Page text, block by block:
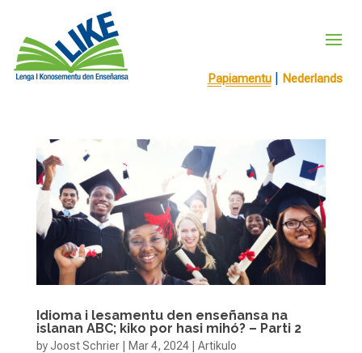
Papiamentu| Nederlands
Idioma i lesamentu den enseñansa na
islanan ABC; kiko por hasi mihó? – Parti 2
by Joost Schrier| Mar 4, 2024| Artikulo